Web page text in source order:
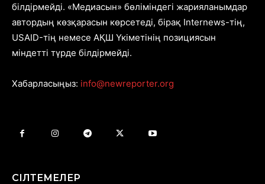
білдірмейді. «Медиасын» бөліміндегі жарияланымдар
автордың көзқарасын көрсетеді, бірақ Internews-тің,
USAID-тің немесе АҚШ Үкіметінің позициясын
міндетті түрде білдірмейді.
Хабарласыңыз: info@newreporter.org
СІЛТЕМЕЛЕР